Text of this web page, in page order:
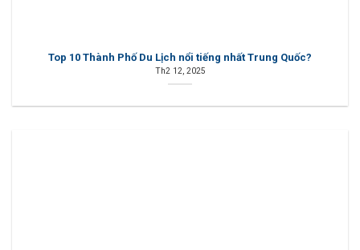
Top 10 Thành Phố Du Lịch nổi tiếng nhất Trung Quốc?
Th2 12, 2025